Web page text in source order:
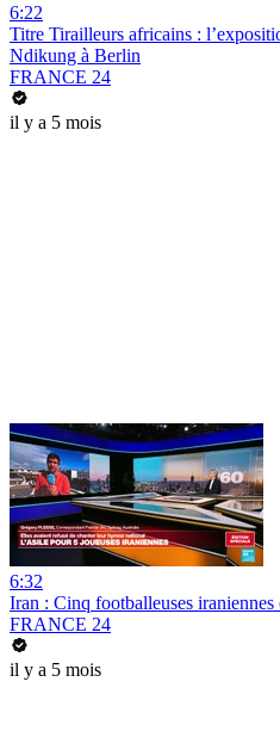
6:22
Titre Tirailleurs africains :
Ndikung à Berlin
FRANCE 24
il y a 5 mois
6:32
Iran : Cinq footballeuses
FRANCE 24
il y a 5 mois